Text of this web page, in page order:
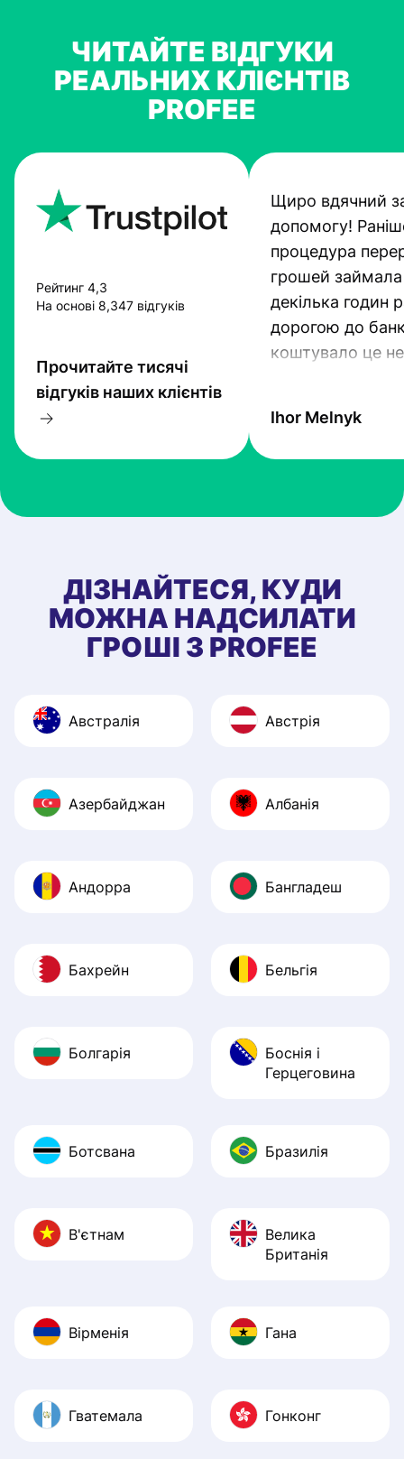
ЧИТАЙТЕ ВІДГУКИ
РЕАЛЬНИХ КЛІЄНТІВ
PROFEE
Рейтинг 4,3
На основі 8,347 відгуків
Прочитайте тисячі
відгуків наших клієнтів
Щиро вдячний
допомогу!
процедура
грошей займала
декілька годин
дорогою до
коштувало це
один з кращих.
Ihor Melnyk
ДІЗНАЙТЕСЯ, КУДИ
МОЖНА НАДСИЛАТИ
ГРОШІ З PROFEE
Австралія Австрія
Азербайджан Албанія
Андорра Бангладеш
Бахрейн Бельгія
Болгарія
Боснія і
Герцеговина
Ботсвана Бразилія
В'єтнам
Велика
Британія
Вірменія Гана
Гватемала Гонконг